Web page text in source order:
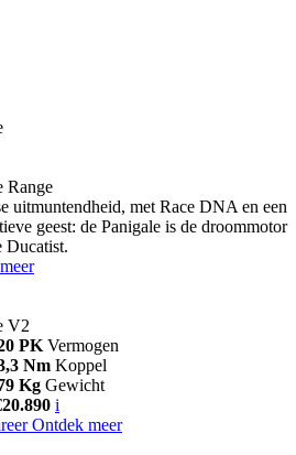
Range
uitmuntendheid, met Race DNA en een
geest: de Panigale is de droommotor
Ducatist.
V2
PK Vermogen
Nm Koppel
Kg Gewicht
i
Ontdek meer